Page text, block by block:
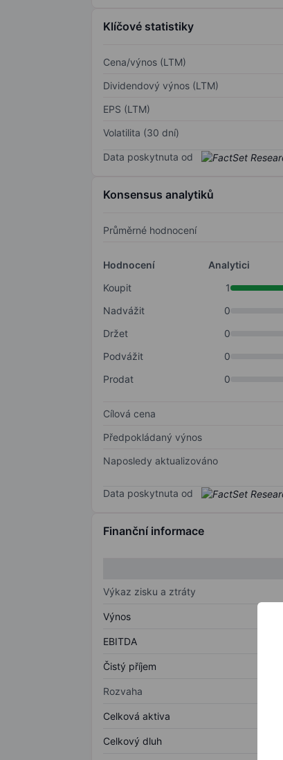
Klíčové statistiky
Cena/výnos (LTM)
Dividendový výnos (LTM)
EPS (LTM)
Volatilita (30 dní)
Data poskytnuta od
Konsensus analytiků
Průměrné hodnocení
Hodnocení
Analytici
Koupit
1
Nadvážit
0
Držet
0
Podvážit
0
Prodat
0
Cílová cena
Předpokládaný výnos
Naposledy aktualizováno
Data poskytnuta od
Finanční informace
Výkaz zisku a ztráty
Výnos
EBITDA
Čistý příjem
Rozvaha
Celková aktiva
Celkový dluh